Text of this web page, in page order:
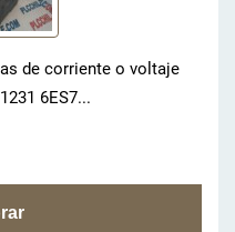
de corriente o voltaje
6ES7...